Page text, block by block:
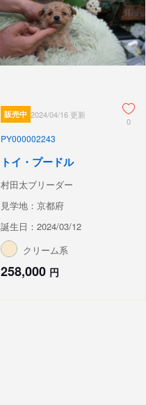
販売中 2024/04/16 更新
0
PY000002243
トイ・プードル
村田太ブリーダー
見学地：京都府
誕生日：2024/03/12
クリーム系
258,000 円